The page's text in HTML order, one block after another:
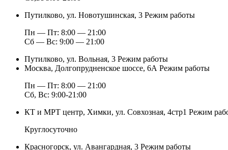
Путилково, ул. Новотушинская, 3 Режим работы
Пн — Пт: 8:00 — 21:00
Сб — Вс: 9:00 — 21:00
Путилково, ул. Вольная, 3 Режим работы
Москва, Долгопрудненское шоссе, 6А Режим работы
Пн — Пт: 8:00 — 21:00
Сб, Вс: 9:00-21:00
КТ и МРТ центр, Химки, ул. Совхозная, 4стр1 Режим
Круглосуточно
Красногорск, ул. Авангардная, 3 Режим работы